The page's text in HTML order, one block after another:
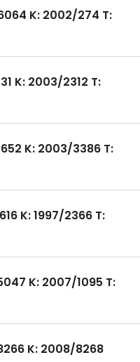
K: 2002/274 T:
K: 2003/2312 T:
K: 2003/3386 T:
K: 1997/2366 T:
K: 2007/1095 T:
K: 2008/8268